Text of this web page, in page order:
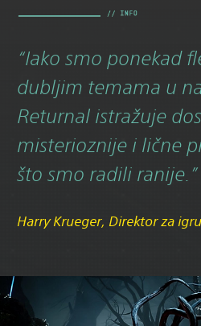
“Iako smo ponekad
dubljim temama u
Returnal istražuje
misterioznije i lične
što smo radili ranije.”
Harry Krueger, Direktor za igru